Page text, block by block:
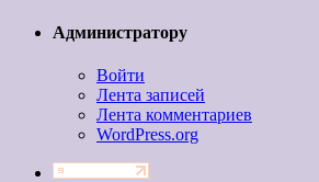
Администратору
Войти
Лента записей
Лента комментариев
WordPress.org